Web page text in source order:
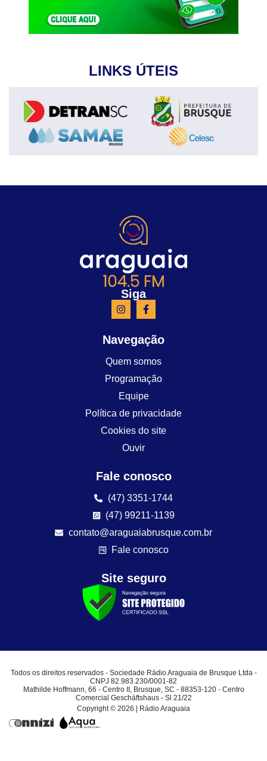
LINKS ÚTEIS
Siga
Navegação
Quem somos
Programação
Equipe
Política de privacidade
Cookies do site
Ouvir
Fale conosco
(47) 3351-1744
(47) 99211-1139
contato@araguaiabrusque.com.br
Fale conosco
Site seguro
Todos os direitos reservados - Sociedade Rádio Araguaia de Brusque Ltda -
CNPJ 82.983.230/0001-82
Mathilde Hoffmann, 66 - Centro II, Brusque, SC - 88353-120 - Centro
Comercial Geschäftshaus - Sl 21/22
Copyright © 2026 | Rádio Araguaia